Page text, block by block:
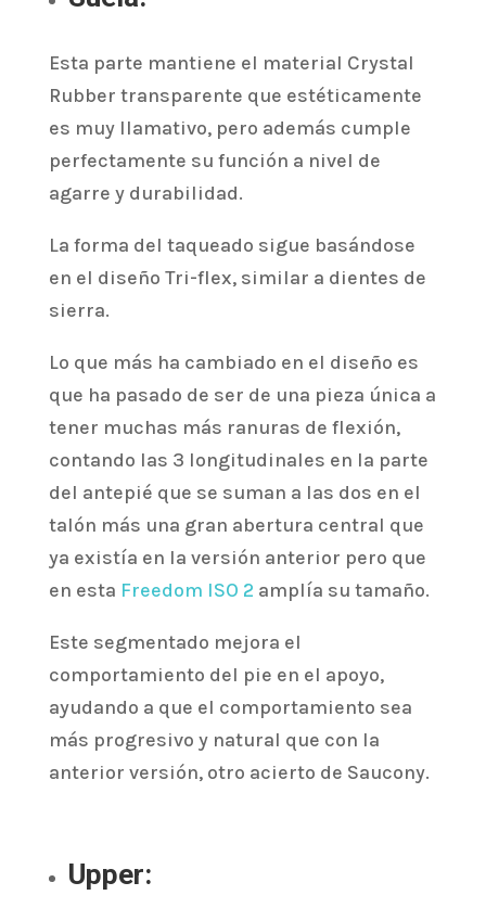
Esta parte mantiene el material Crystal
Rubber transparente que estéticamente
es muy llamativo, pero además cumple
perfectamente su función a nivel de
agarre y durabilidad.
La forma del taqueado sigue basándose
en el diseño Tri-flex, similar a dientes de
sierra.
Lo que más ha cambiado en el diseño es
que ha pasado de ser de una pieza única a
tener muchas más ranuras de flexión,
contando las 3 longitudinales en la parte
del antepié que se suman a las dos en el
talón más una gran abertura central que
ya existía en la versión anterior pero que
en esta Freedom ISO 2 amplía su tamaño.
Este segmentado mejora el
comportamiento del pie en el apoyo,
ayudando a que el comportamiento sea
más progresivo y natural que con la
anterior versión, otro acierto de Saucony.
Upper: